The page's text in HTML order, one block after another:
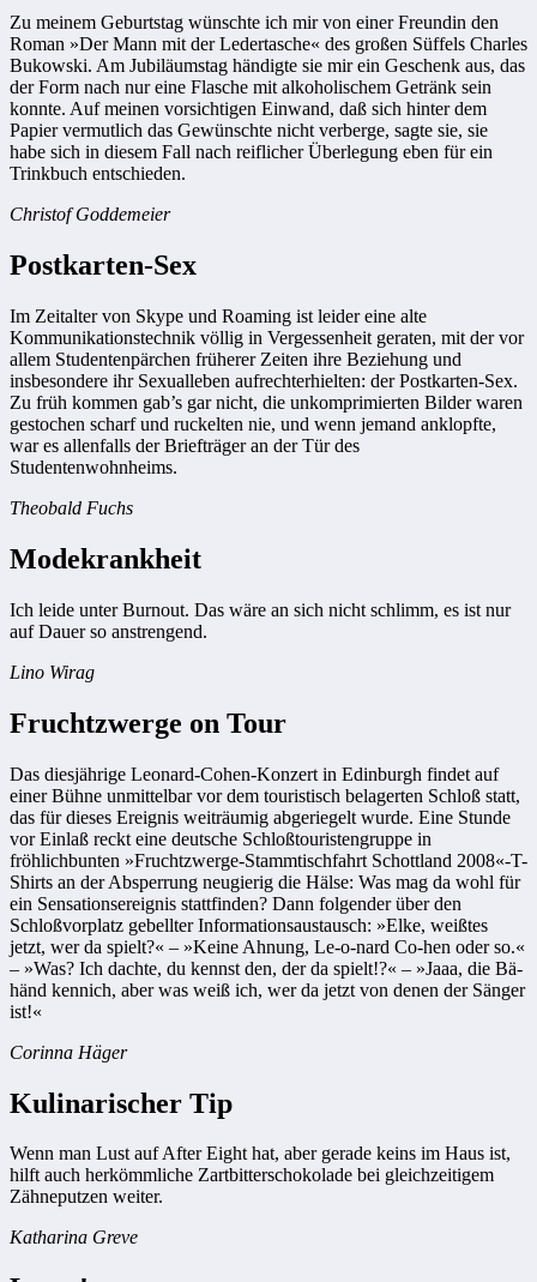
Zu meinem Geburtstag wünschte ich mir von einer Freundin den
Roman »Der Mann mit der Ledertasche« des großen Süffels Charles
Bukowski. Am Jubiläumstag händigte sie mir ein Geschenk aus, das
der Form nach nur eine Flasche mit alkoholischem Getränk sein
konnte. Auf meinen vorsichtigen Einwand, daß sich hinter dem
Papier vermutlich das Gewünschte nicht verberge, sagte sie, sie
habe sich in diesem Fall nach reiflicher Überlegung eben für ein
Trinkbuch entschieden.
Christof Goddemeier
Postkarten-Sex
Im Zeitalter von Skype und Roaming ist leider eine alte
Kommunikationstechnik völlig in Vergessenheit geraten, mit der vor
allem Studentenpärchen früherer Zeiten ihre Beziehung und
insbesondere ihr Sexualleben aufrechterhielten: der Postkarten-Sex.
Zu früh kommen gab’s gar nicht, die unkomprimierten Bilder waren
gestochen scharf und ruckelten nie, und wenn jemand anklopfte,
war es allenfalls der Briefträger an der Tür des
Studentenwohnheims.
Theobald Fuchs
Modekrankheit
Ich leide unter Burnout. Das wäre an sich nicht schlimm, es ist nur
auf Dauer so anstrengend.
Lino Wirag
Fruchtzwerge on Tour
Das diesjährige Leonard-Cohen-Konzert in Edinburgh findet auf
einer Bühne ­unmittelbar vor dem touristisch belagerten Schloß statt,
das für dieses Ereignis weiträumig abgeriegelt wurde. Eine Stunde
vor Einlaß reckt eine deutsche Schloßtouristengruppe in
fröhlichbunten »Frucht­zwerge-Stammtischfahrt Schottland 2008«-T-
Shirts an der Absperrung neugierig die Hälse: Was mag da wohl für
ein Sensationsereignis stattfinden? Dann folgender über den
Schloßvorplatz gebellter Informationsaustausch: »Elke, weißtes
jetzt, wer da spielt?« – »Keine Ahnung, Le-o-nard Co-hen oder so.«
– »Was? Ich dachte, du kennst den, der da spielt!?« – »Jaaa, die Bä-
händ kennich, aber was weiß ich, wer da jetzt von denen der Sänger
ist!«
Corinna Häger
Kulinarischer Tip
Wenn man Lust auf After Eight hat, aber gerade keins im Haus ist,
hilft auch ­herkömmliche Zartbitterschokolade bei gleichzeitigem
Zähneputzen weiter.
Katharina Greve